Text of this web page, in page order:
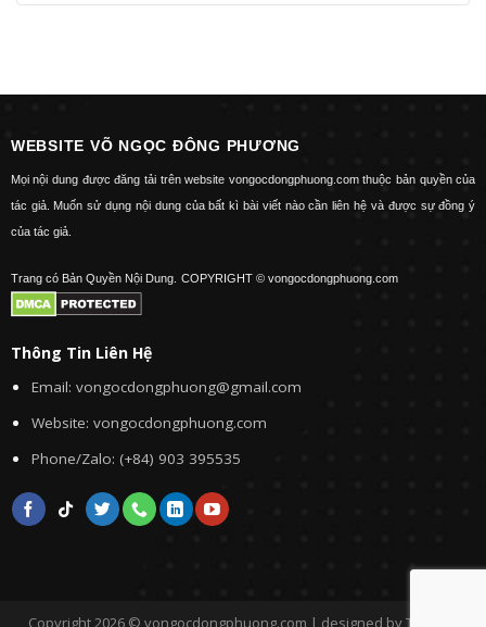
WEBSITE VÕ NGỌC ĐÔNG PHƯƠNG
Mọi nội dung được đăng tải trên website vongocdongphuong.com thuộc bản quyền của
tác giả. Muốn sử dụng nội dung của bất kì bài viết nào cần liên hệ và được sự đồng ý
của tác giả.
Trang có Bản Quyền Nội Dung. COPYRIGHT © vongocdongphuong.com
Thông Tin Liên Hệ
Email: vongocdongphuong@gmail.com
Website: vongocdongphuong.com
Phone/Zalo: (+84) 903 395535
Copyright 2026 © vongocdongphuong.com | designed by Tini&Me